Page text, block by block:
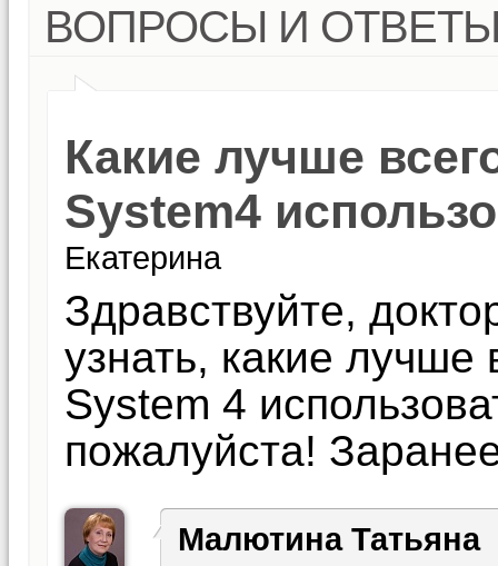
ВОПРОСЫ И
Какие лучше
System4
Екатерина
Здравствуйте,
узнать, какие лучше
System 4
пожалуйста!
Малютина Татьяна